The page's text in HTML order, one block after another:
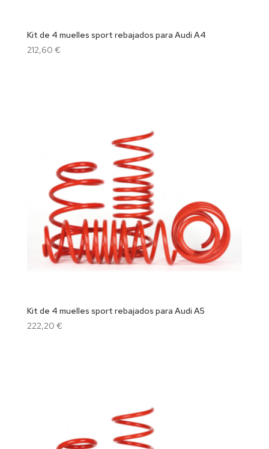
Kit de 4 muelles sport rebajados para Audi A4
212,60 €
Kit de 4 muelles sport rebajados para Audi A5
222,20 €